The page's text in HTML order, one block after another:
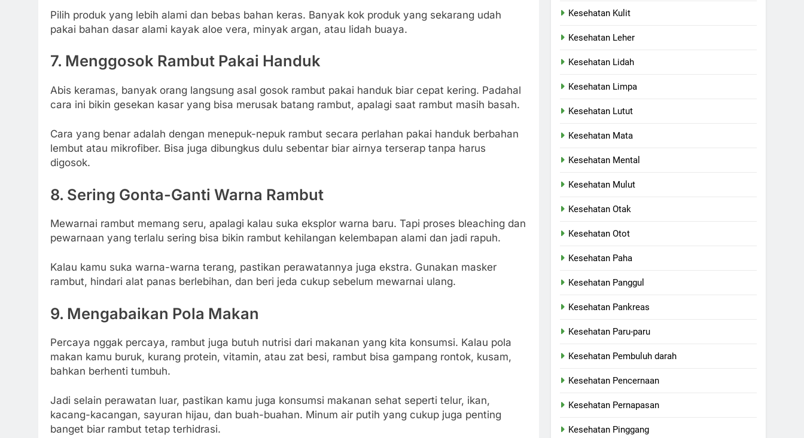
Pilih produk yang lebih alami dan bebas bahan keras. Banyak kok produk yang sekarang udah
pakai bahan dasar alami kayak aloe vera, minyak argan, atau lidah buaya.
7. Menggosok Rambut Pakai Handuk
Abis keramas, banyak orang langsung asal gosok rambut pakai handuk biar cepat kering. Padahal
cara ini bikin gesekan kasar yang bisa merusak batang rambut, apalagi saat rambut masih basah.
Cara yang benar adalah dengan menepuk-nepuk rambut secara perlahan pakai handuk berbahan
lembut atau mikrofiber. Bisa juga dibungkus dulu sebentar biar airnya terserap tanpa harus
digosok.
8. Sering Gonta-Ganti Warna Rambut
Mewarnai rambut memang seru, apalagi kalau suka eksplor warna baru. Tapi proses bleaching dan
pewarnaan yang terlalu sering bisa bikin rambut kehilangan kelembapan alami dan jadi rapuh.
Kalau kamu suka warna-warna terang, pastikan perawatannya juga ekstra. Gunakan masker
rambut, hindari alat panas berlebihan, dan beri jeda cukup sebelum mewarnai ulang.
9. Mengabaikan Pola Makan
Percaya nggak percaya, rambut juga butuh nutrisi dari makanan yang kita konsumsi. Kalau pola
makan kamu buruk, kurang protein, vitamin, atau zat besi, rambut bisa gampang rontok, kusam,
bahkan berhenti tumbuh.
Jadi selain perawatan luar, pastikan kamu juga konsumsi makanan sehat seperti telur, ikan,
kacang-kacangan, sayuran hijau, dan buah-buahan. Minum air putih yang cukup juga penting
banget biar rambut tetap terhidrasi.
Kesehatan Kulit
Kesehatan Leher
Kesehatan Lidah
Kesehatan Limpa
Kesehatan Lutut
Kesehatan Mata
Kesehatan Mental
Kesehatan Mulut
Kesehatan Otak
Kesehatan Otot
Kesehatan Paha
Kesehatan Panggul
Kesehatan Pankreas
Kesehatan Paru-paru
Kesehatan Pembuluh darah
Kesehatan Pencernaan
Kesehatan Pernapasan
Kesehatan Pinggang